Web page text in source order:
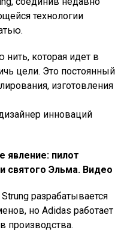
технологии
которая идет в
цели. Это постоянный
изготовления
инноваций
явление: пилот
святого Эльма. Видео
разрабатывается
но Adidas работает
производства.